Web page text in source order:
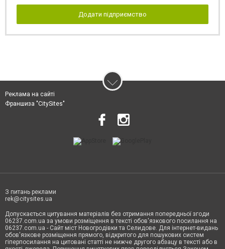
Додати підприємство
Реклама на сайті
Франшиза "CitySites"
З питань реклами
rek@citysites.ua
Допускається цитування матеріалів без отримання попередньої згоди
06237.com.ua за умови розміщення в тексті обов'язкового посилання на
06237.com.ua - Сайт міст Новогродівки та Селидове. Для інтернет-видань
обов'язкове розміщення прямого, відкритого для пошукових систем
гіперпосилання на цитовані статті не нижче другого абзацу в тексті або в